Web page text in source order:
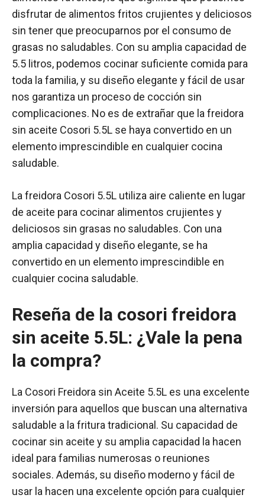
disfrutar de alimentos fritos crujientes y deliciosos
sin tener que preocuparnos por el consumo de
grasas no saludables. Con su amplia capacidad de
5.5 litros, podemos cocinar suficiente comida para
toda la familia, y su diseño elegante y fácil de usar
nos garantiza un proceso de cocción sin
complicaciones. No es de extrañar que la freidora
sin aceite Cosori 5.5L se haya convertido en un
elemento imprescindible en cualquier cocina
saludable.
La freidora Cosori 5.5L utiliza aire caliente en lugar
de aceite para cocinar alimentos crujientes y
deliciosos sin grasas no saludables. Con una
amplia capacidad y diseño elegante, se ha
convertido en un elemento imprescindible en
cualquier cocina saludable.
Reseña de la cosori freidora
sin aceite 5.5L: ¿Vale la pena
la compra?
La Cosori Freidora sin Aceite 5.5L es una excelente
inversión para aquellos que buscan una alternativa
saludable a la fritura tradicional. Su capacidad de
cocinar sin aceite y su amplia capacidad la hacen
ideal para familias numerosas o reuniones
sociales. Además, su diseño moderno y fácil de
usar la hacen una excelente opción para cualquier